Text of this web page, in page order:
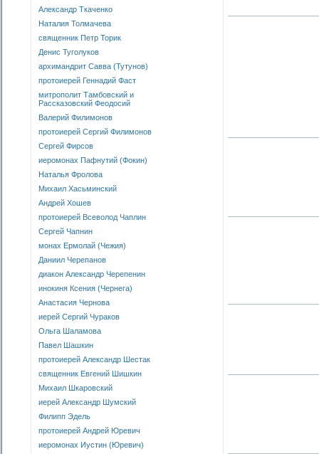
Александр Ткаченко
Наталия Толмачева
священник Петр Торик
Денис Туголуков
архимандрит Савва (Тутунов)
протоиерей Геннадий Фаст
митрополит Тамбовский и
Рассказовский Феодосий
Валерий Филимонов
протоиерей Сергий Филимонов
Сергей Фирсов
иеромонах Пафнутий (Фокин)
Наталья Фролова
Михаил Хасьминский
Андрей Хошев
протоиерей Всеволод Чаплин
Сергей Чапнин
монах Ермолай (Чежия)
Даниил Черепанов
диакон Александр Черепенин
инокиня Ксения (Чернега)
Анастасия Чернова
иерей Сергий Чураков
Ольга Шаламова
Павел Шашкин
протоиерей Александр Шестак
священник Евгений Шишкин
Михаил Шкаровский
иерей Александр Шумский
Филипп Эдель
протоиерей Андрей Юревич
иеромонах Иустин (Юревич)